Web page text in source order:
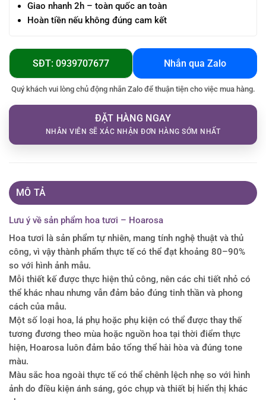
Giao nhanh 2h – toàn quốc an toàn
Hoàn tiền nếu không đúng cam kết
SĐT: 0939707677 Nhắn qua Zalo
Quý khách vui lòng chủ động nhắn Zalo để thuận tiện cho việc mua hàng.
ĐẶT HÀNG NGAY
NHÂN VIÊN SẼ XÁC NHẬN ĐƠN HÀNG SỚM NHẤT
MÔ TẢ
Lưu ý về sản phẩm hoa tươi – Hoarosa
Hoa tươi là sản phẩm tự nhiên, mang tính nghệ thuật và thủ
công, vì vậy thành phẩm thực tế có thể đạt khoảng 80–90%
so với hình ảnh mẫu.
Mỗi thiết kế được thực hiện thủ công, nên các chi tiết nhỏ có
thể khác nhau nhưng vẫn đảm bảo đúng tinh thần và phong
cách của mẫu.
Một số loại hoa, lá phụ hoặc phụ kiện có thể được thay thế
tương đương theo mùa hoặc nguồn hoa tại thời điểm thực
hiện, Hoarosa luôn đảm bảo tổng thể hài hòa và đúng tone
màu.
Màu sắc hoa ngoài thực tế có thể chênh lệch nhẹ so với hình
ảnh do điều kiện ánh sáng, góc chụp và thiết bị hiển thị khác